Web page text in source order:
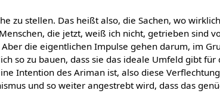
zu stellen. Das heißt also, die Sachen, wo
die jetzt, weiß ich nicht, getrieben sind
die eigentlichen Impulse gehen darum, im
so zu bauen, dass sie das ideale Umfeld gibt
Intention des Ariman ist, also diese
und so weiter angestrebt wird, dass das